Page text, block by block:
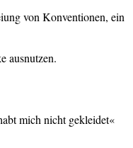
von Konventionen, ein
ausnutzen.
mich nicht gekleidet«